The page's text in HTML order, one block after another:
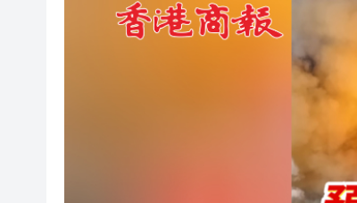
有片丨迪麗熱巴驚喜現
超萬名「嘗鮮客」赴河
央媒省媒灣區媒體採風